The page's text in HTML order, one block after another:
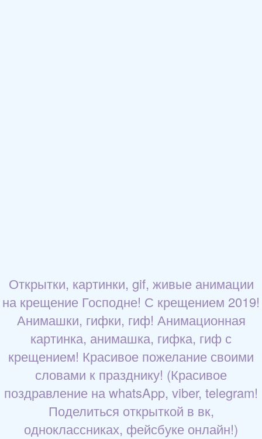
Открытки, картинки, gif, живые анимации
на крещение Господне! С крещением 2019!
Анимашки, гифки, гиф! Анимационная
картинка, анимашка, гифка, гиф с
крещением! Красивое пожелание своими
словами к празднику! (Красивое
поздравление на whatsApp, viber, telegram!
Поделиться открыткой в вк,
одноклассниках, фейсбуке онлайн!)